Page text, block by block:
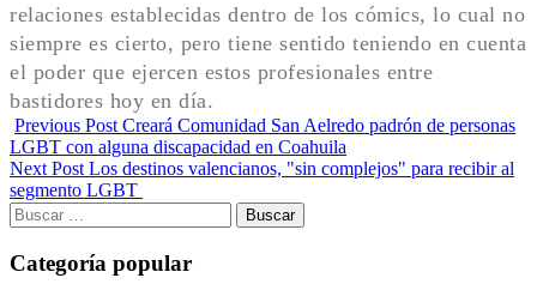
relaciones establecidas dentro de los cómics, lo cual no
siempre es cierto, pero tiene sentido teniendo en cuenta
el poder que ejercen estos profesionales entre
bastidores hoy en día.
Previous Post Creará Comunidad San Aelredo padrón de personas
LGBT con alguna discapacidad en Coahuila
Next Post Los destinos valencianos, "sin complejos" para recibir al
segmento LGBT
Buscar:
Categoría popular